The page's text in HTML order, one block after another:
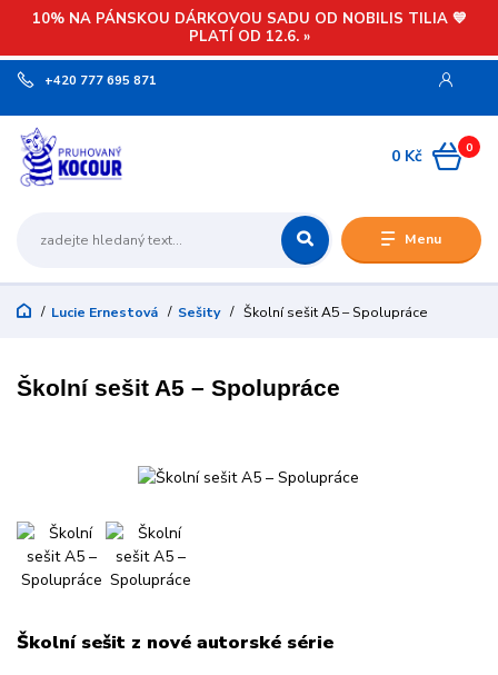
10% NA PÁNSKOU DÁRKOVOU SADU OD NOBILIS TILIA 💙
PLATÍ OD 12.6. »
Menu
+420 777 695 871
0
0 Kč
Lucie Ernestová Sešity Školní sešit A5 – Spolupráce
Školní sešit A5 – Spolupráce
Školní sešit z nové autorské série